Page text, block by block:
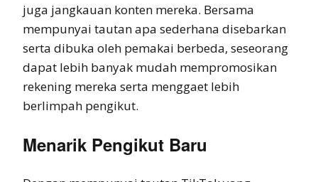
juga jangkauan konten mereka. Bersama
mempunyai tautan apa sederhana disebarkan
serta dibuka oleh pemakai berbeda, seseorang
dapat lebih banyak mudah mempromosikan
rekening mereka serta menggaet lebih
berlimpah pengikut.
Menarik Pengikut Baru